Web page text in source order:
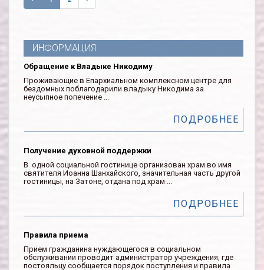
ИНФОРМАЦИЯ
Обращение к Владыке Никодиму
Проживающие в Епархиальном комплексном центре для
бездомных поблагодарили владыку Никодима за
неусыпное попечение ...
ПОДРОБНЕЕ
Получение духовной поддержки
В одной социальной гостинице организован храм во имя
святителя Иоанна Шанхайского, значительная часть другой
гостиницы, на Затоне, отдана под храм ...
ПОДРОБНЕЕ
Правила приема
Прием гражданина нуждающегося в социальном
обслуживании проводит администратор учреждения, где
постояльцу сообщается порядок поступления и правила